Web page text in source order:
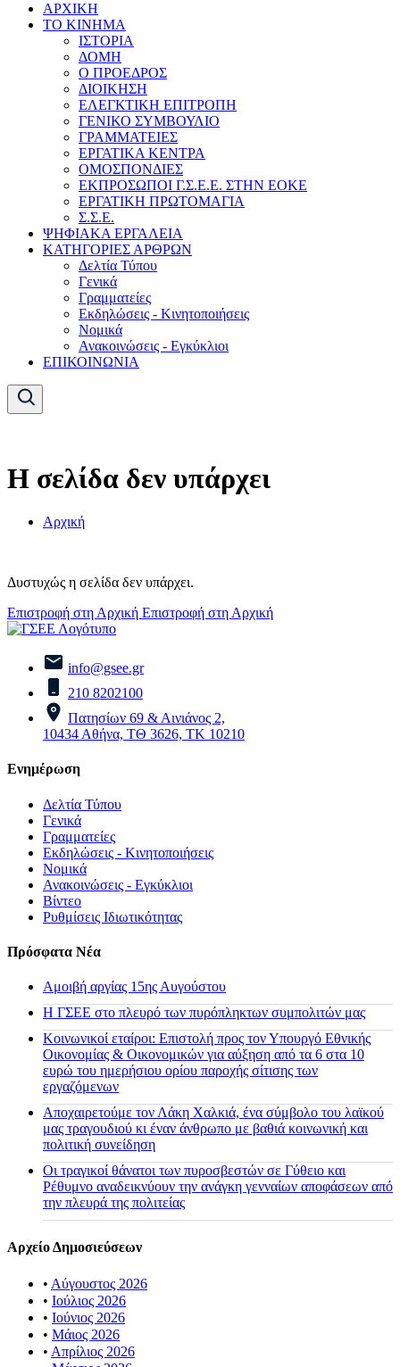
ΑΡΧΙΚΗ
ΤΟ ΚΙΝΗΜΑ
ΙΣΤΟΡΙΑ
ΔΟΜΗ
Ο ΠΡΟΕΔΡΟΣ
ΔΙΟΙΚΗΣΗ
ΕΛΕΓΚΤΙΚΗ ΕΠΙΤΡΟΠΗ
ΓΕΝΙΚΟ ΣΥΜΒΟΥΛΙΟ
ΓΡΑΜΜΑΤΕΙΕΣ
ΕΡΓΑΤΙΚΑ ΚΕΝΤΡΑ
ΟΜΟΣΠΟΝΔΙΕΣ
ΕΚΠΡΟΣΩΠΟΙ Γ.Σ.Ε.Ε. ΣΤΗΝ ΕΟΚΕ
ΕΡΓΑΤΙΚΗ ΠΡΩΤΟΜΑΓΙΑ
Σ.Σ.Ε.
ΨΗΦΙΑΚΑ ΕΡΓΑΛΕΙΑ
ΚΑΤΗΓΟΡΙΕΣ ΑΡΘΡΩΝ
Δελτία Τύπου
Γενικά
Γραμματείες
Εκδηλώσεις - Κινητοποιήσεις
Νομικά
Ανακοινώσεις - Εγκύκλιοι
ΕΠΙΚΟΙΝΩΝΙΑ
Η σελίδα δεν υπάρχει
Αρχική
Δυστυχώς η σελίδα δεν υπάρχει.
Επιστροφή στη Αρχική Επιστροφή στη Αρχική
info@gsee.gr
210 8202100
Πατησίων 69 & Αινιάνος 2,
10434 Αθήνα, ΤΘ 3626, ΤΚ 10210
Ενημέρωση
Δελτία Τύπου
Γενικά
Γραμματείες
Εκδηλώσεις - Κινητοποιήσεις
Νομικά
Ανακοινώσεις - Εγκύκλιοι
Βίντεο
Ρυθμίσεις Ιδιωτικότητας
Πρόσφατα Νέα
Αμοιβή αργίας 15ης Αυγούστου
H ΓΣΕΕ στο πλευρό των πυρόπληκτων συμπολιτών μας
Κοινωνικοί εταίροι: Επιστολή προς τον Υπουργό Εθνικής
Οικονομίας & Οικονομικών για αύξηση από τα 6 στα 10
ευρώ του ημερήσιου ορίου παροχής σίτισης των
εργαζόμενων
Αποχαιρετούμε τον Λάκη Χαλκιά, ένα σύμβολο του λαϊκού
μας τραγουδιού κι έναν άνθρωπο με βαθιά κοινωνική και
πολιτική συνείδηση
Οι τραγικοί θάνατοι των πυροσβεστών σε Γύθειο και
Ρέθυμνο αναδεικνύουν την ανάγκη γενναίων αποφάσεων από
την πλευρά της πολιτείας
Αρχείο Δημοσιεύσεων
• Αύγουστος 2026
• Ιούλιος 2026
• Ιούνιος 2026
• Μάιος 2026
• Απρίλιος 2026